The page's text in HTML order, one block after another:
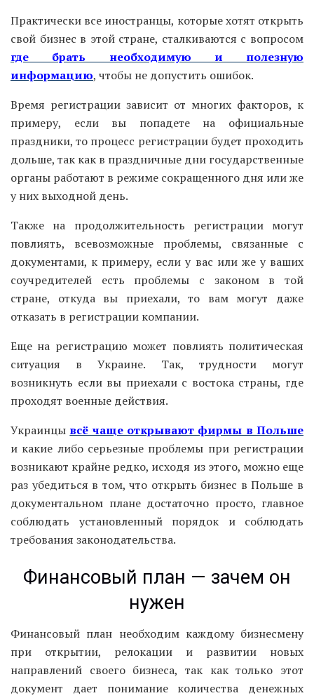
Практически все иностранцы, которые хотят открыть
свой бизнес в этой стране, сталкиваются с вопросом
где брать необходимую и полезную
информацию, чтобы не допустить ошибок.
Время регистрации зависит от многих факторов, к
примеру, если вы попадете на официальные
праздники, то процесс регистрации будет проходить
дольше, так как в праздничные дни государственные
органы работают в режиме сокращенного дня или же
у них выходной день.
Также на продолжительность регистрации могут
повлиять, всевозможные проблемы, связанные с
документами, к примеру, если у вас или же у ваших
соучредителей есть проблемы с законом в той
стране, откуда вы приехали, то вам могут даже
отказать в регистрации компании.
Еще на регистрацию может повлиять политическая
ситуация в Украине. Так, трудности могут
возникнуть если вы приехали с востока страны, где
проходят военные действия.
Украинцы всё чаще открывают фирмы в Польше
и какие либо серьезные проблемы при регистрации
возникают крайне редко, исходя из этого, можно еще
раз убедиться в том, что открыть бизнес в Польше в
документальном плане достаточно просто, главное
соблюдать установленный порядок и соблюдать
требования законодательства.
Финансовый план — зачем он
нужен
Финансовый план необходим каждому бизнесмену
при открытии, релокации и развитии новых
направлений своего бизнеса, так как только этот
документ дает понимание количества денежных